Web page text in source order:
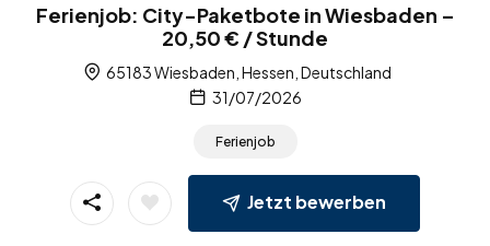
Ferienjob: City-Paketbote in Wiesbaden –
20,50 € / Stunde
65183 Wiesbaden, Hessen, Deutschland
31/07/2026
Ferienjob
Jetzt bewerben